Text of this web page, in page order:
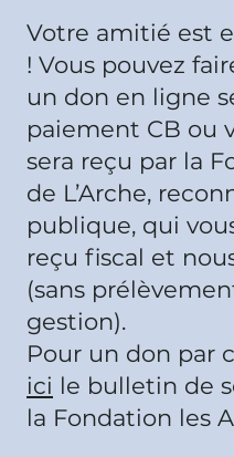
Votre amitié est
! Vous pouvez
un don en ligne
paiement CB ou
sera reçu par la
de L’Arche,
publique, qui
reçu fiscal et
(sans
gestion).
Pour un don par
ici le bulletin de
la Fondation les